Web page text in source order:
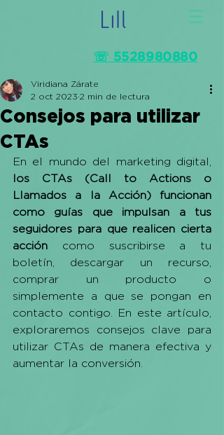
☏ 5528980880
Consejos para utilizar
CTAs
Viridiana Zárate
2 oct 2023 2 min de lectura
los CTAs (Call to Actions o
Llamados a la Acción) funcionan
como guías que impulsan a tus
seguidores para que realicen cierta
acción como suscribirse a tu
boletín, descargar un recurso,
comprar un producto o
simplemente a que se pongan en
contacto contigo. En este artículo,
exploraremos consejos clave para
utilizar CTAs de manera efectiva y
aumentar la conversión.